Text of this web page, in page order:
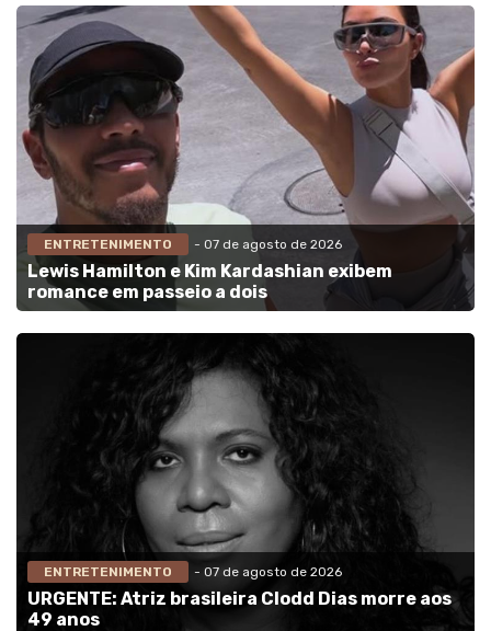
ENTRETENIMENTO - 07 de agosto de 2026
Lewis Hamilton e Kim Kardashian exibem
romance em passeio a dois
ENTRETENIMENTO - 07 de agosto de 2026
URGENTE: Atriz brasileira Clodd Dias morre aos
49 anos